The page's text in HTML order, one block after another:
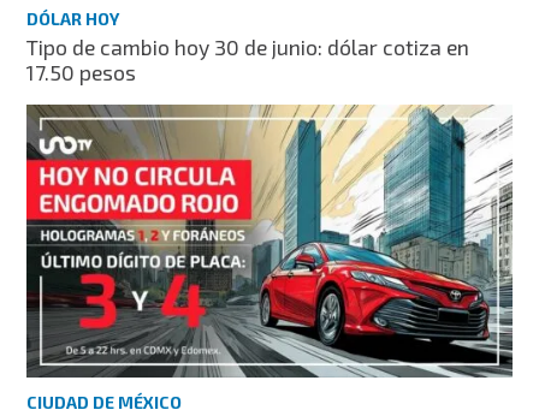
DÓLAR HOY
Tipo de cambio hoy 30 de junio: dólar cotiza en
17.50 pesos
CIUDAD DE MÉXICO